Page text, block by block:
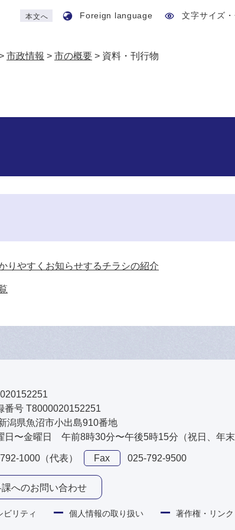
本文へ Foreign language 文字サイズ
市政情報 > 市の概要 > 資料・刊行物
りやすくお知らせするチラシの紹介
番号 T8000020152251
県魚沼市小出島910番地
日〜金曜日 午前8時30分〜午後5時15分（祝日、年末
1000（代表） Fax 025-792-9500
課へのお問い合わせ
ビリティ 個人情報の取り扱い 著作権・リンク